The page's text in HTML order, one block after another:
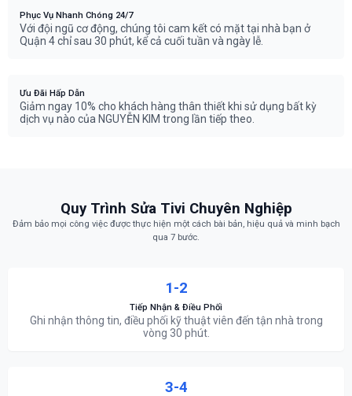
Phục Vụ Nhanh Chóng 24/7
Với đội ngũ cơ động, chúng tôi cam kết có mặt tại nhà bạn ở
Quận 4 chỉ sau 30 phút, kể cả cuối tuần và ngày lễ.
Ưu Đãi Hấp Dẫn
Giảm ngay 10% cho khách hàng thân thiết khi sử dụng bất kỳ
dịch vụ nào của NGUYỄN KIM trong lần tiếp theo.
Quy Trình Sửa Tivi Chuyên Nghiệp
Đảm bảo mọi công việc được thực hiện một cách bài bản, hiệu quả và minh bạch
qua 7 bước.
1-2
Tiếp Nhận & Điều Phối
Ghi nhận thông tin, điều phối kỹ thuật viên đến tận nhà trong
vòng 30 phút.
3-4